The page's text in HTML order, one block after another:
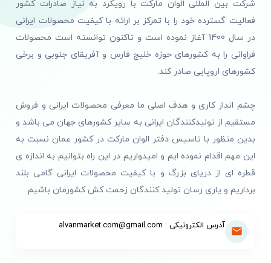
شرکت بین المللی الوان مارکت با رویکرد به نیاز صادرات کشور
فعالیت گسترده خود را با تمرکز بر ارائه با کیفیت محصولات ایرانی
در سال 1400 آغاز نموده است و تاکنون توانسته است محصولات
فراوانی را به کشورهای حوزه خلیج فارس و آفریقای جنوبی و برخی
کشورهای اروپایی صادر کند.
چشم انداز کاری و هدف اصلی ما معرفی محصولات ایرانی و فروش
مستقیم از تولیدکنندگان ایرانی به سایر کشورهای جهان می باشد و
بدین منظور با تاسیس دفتر الوان مارکت در کشور عمان نسبت به
این مهم اقدام نموده ایم و امیدواریم در این راه بتوانیم به اندازه ی
قطره ای از دریای بزرگ و با کیفیت محصولات ایرانی گامی بلند
برداریم و یاری رسان تولید کنندگان زحمت کش کشورمان باشیم.
آدرس الکترونیکی : alvanmarket.com@gmail.com